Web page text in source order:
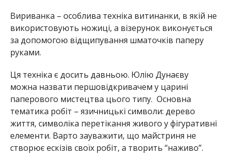
Вириванка – особлива техніка витинанки, в якій не
використовують ножиці, а візерунок виконується
за допомогою відщипування шматочків паперу
руками.
Ця техніка є досить давньою. Юлію Дунаєву
можна назвати першовідкривачем у царині
паперового мистецтва цього типу. Основна
тематика робіт – язичницькі символи: дерево
життя, символіка перетікання живого у фігуративні
елементи. Варто зауважити, що майстриня не
створює ескізів своїх робіт, а творить “наживо”.